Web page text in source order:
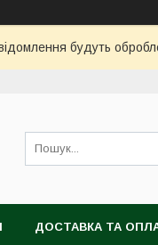
будуть
ДОСТАВКА ТА